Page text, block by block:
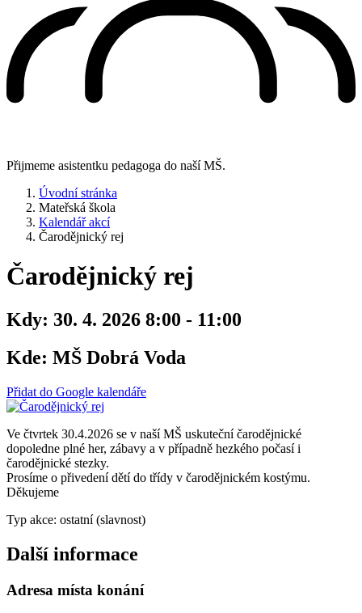
Přijmeme asistentku pedagoga do naší MŠ.
Úvodní stránka
Mateřská škola
Kalendář akcí
Čarodějnický rej
Čarodějnický rej
Kdy: 30. 4. 2026 8:00 - 11:00
Kde: MŠ Dobrá Voda
Přidat do Google kalendáře
Ve čtvrtek 30.4.2026 se v naší MŠ uskuteční čarodějnické
dopoledne plné her, zábavy a v případně hezkého počasí i
čarodějnické stezky.
Prosíme o přivedení dětí do třídy v čarodějnickém kostýmu.
Děkujeme
Typ akce: ostatní (slavnost)
Další informace
Adresa místa konání